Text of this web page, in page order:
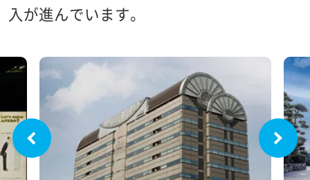
入が進んでいます。